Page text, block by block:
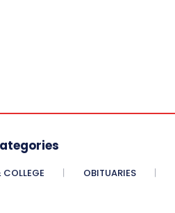
OBITUARIES